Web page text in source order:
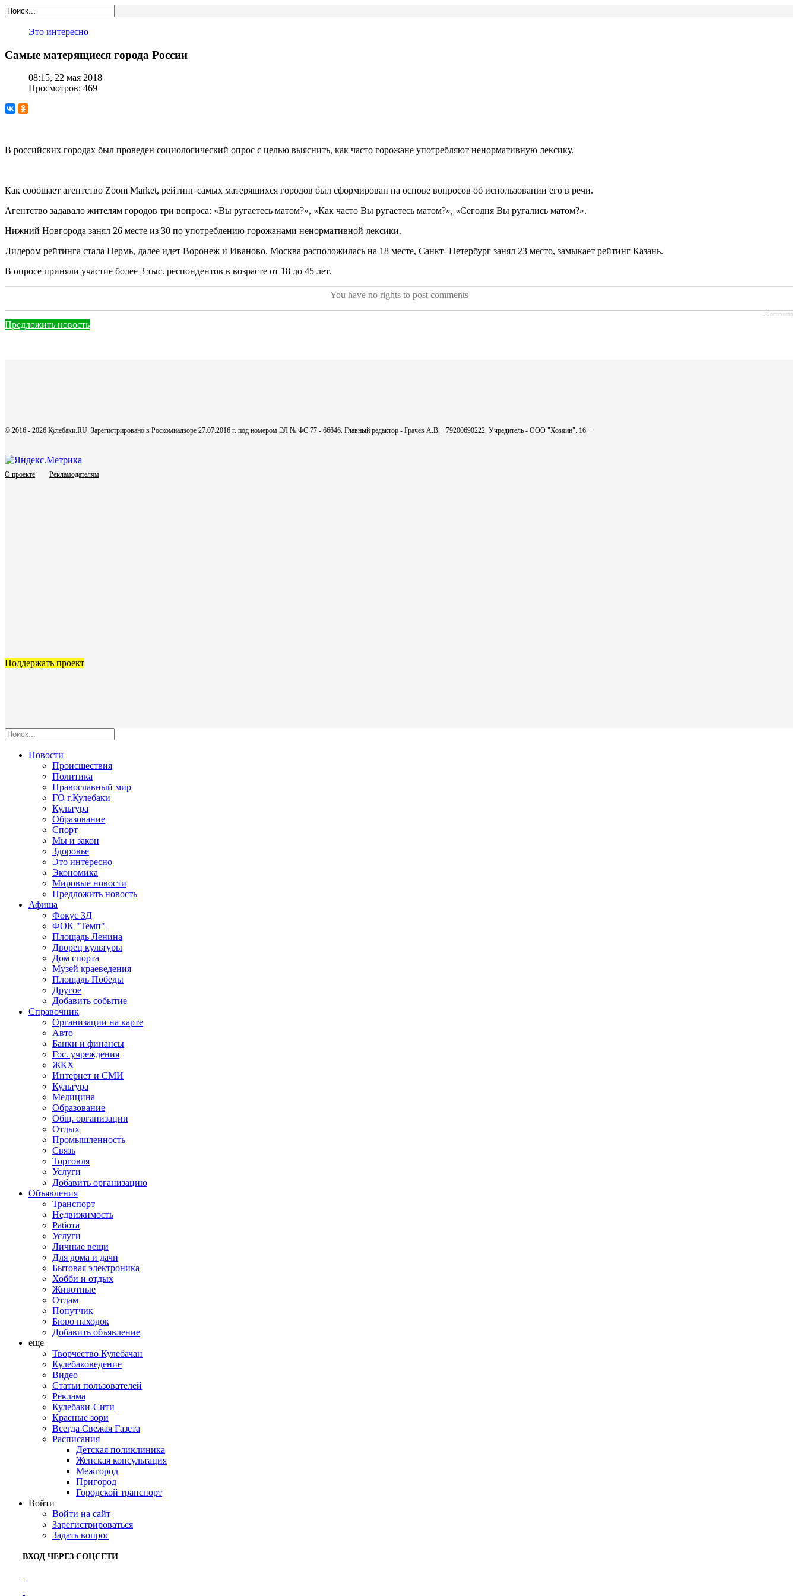
Это интересно
Самые матерящиеся города России
08:15, 22 мая 2018
Просмотров: 469
В российских городах был проведен социологический опрос с целью выяснить, как часто горожане употребляют ненормативную лексику.
Как сообщает агентство Zoom Market, рейтинг самых матерящихся городов был сформирован на основе вопросов об использовании его в речи.
Агентство задавало жителям городов три вопроса: «Вы ругаетесь матом?», «Как часто Вы ругаетесь матом?», «Сегодня Вы ругались матом?».
Нижний Новгорода занял 26 месте из 30 по употреблению горожанами ненормативной лексики.
Лидером рейтинга стала Пермь, далее идет Воронеж и Иваново. Москва расположилась на 18 месте, Санкт- Петербург занял 23 место, замыкает рейтинг Казань.
В опросе приняли участие более 3 тыс. респондентов в возрасте от 18 до 45 лет.
You have no rights to post comments
JComments
Предложить новость
© 2016 - 2026 Кулебаки.RU. Зарегистрировано в Роскомнадзоре 27.07.2016 г. под номером ЭЛ № ФС 77 - 66646. Главный редактор - Грачев А.В. +79200690222. Учредитель - ООО "Хозяин". 16+
О проекте Рекламодателям
Поддержать проект
Новости
Происшествия
Политика
Православный мир
ГО г.Кулебаки
Культура
Образование
Спорт
Мы и закон
Здоровье
Это интересно
Экономика
Мировые новости
Предложить новость
Афиша
Фокус 3Д
ФОК "Темп"
Площадь Ленина
Дворец культуры
Дом спорта
Музей краеведения
Площадь Победы
Другое
Добавить событие
Справочник
Организации на карте
Авто
Банки и финансы
Гос. учреждения
ЖКХ
Интернет и СМИ
Культура
Медицина
Образование
Общ. организации
Отдых
Промышленность
Связь
Торговля
Услуги
Добавить организацию
Объявления
Транспорт
Недвижимость
Работа
Услуги
Личные вещи
Для дома и дачи
Бытовая электроника
Хобби и отдых
Животные
Отдам
Попутчик
Бюро находок
Добавить объявление
еще
Творчество Кулебачан
Кулебаковедение
Видео
Статьи пользователей
Реклама
Кулебаки-Сити
Красные зори
Всегда Свежая Газета
Расписания
Детская поликлиника
Женская консультация
Межгород
Пригород
Городской транспорт
Войти
Войти на сайт
Зарегистрироваться
Задать вопрос
ВХОД ЧЕРЕЗ СОЦСЕТИ